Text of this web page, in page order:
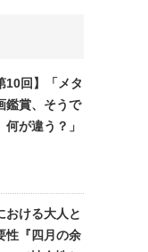
10回】「メタ
鑑賞、そうで
が違う？」
おける大人と
性『四月の余